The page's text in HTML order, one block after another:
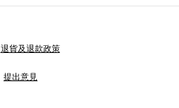
退貨及退款政策
提出意見